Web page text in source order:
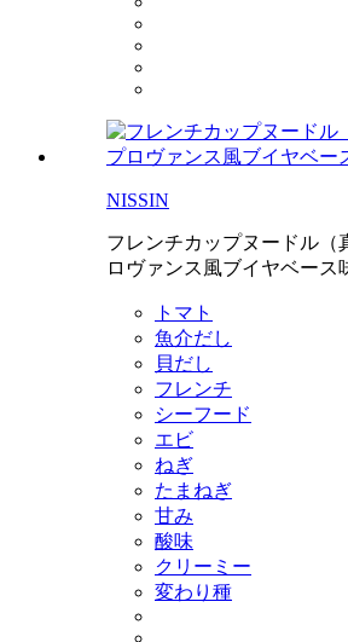
NISSIN
フレンチカップヌードル（
ロヴァンス風ブイヤベース
トマト
魚介だし
貝だし
フレンチ
シーフード
エビ
ねぎ
たまねぎ
甘み
酸味
クリーミー
変わり種